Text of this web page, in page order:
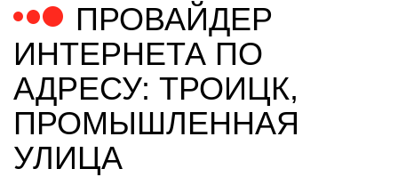
ПРОВАЙДЕР
ИНТЕРНЕТА ПО
АДРЕСУ: ТРОИЦК,
ПРОМЫШЛЕННАЯ
УЛИЦА